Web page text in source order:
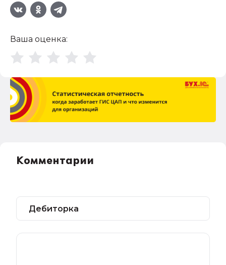
Ваша оценка:
Комментарии